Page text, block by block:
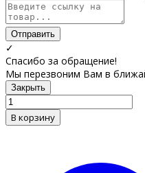
Отправить
✓
Спасибо за обращение!
Мы перезвоним Вам в
Закрыть
В корзину